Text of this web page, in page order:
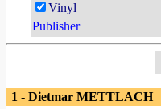
Vinyl
Publisher
1 - Dietmar METTLACH